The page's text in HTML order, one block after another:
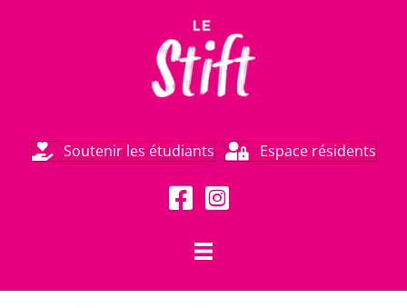
Soutenir les étudiants Espace résidents